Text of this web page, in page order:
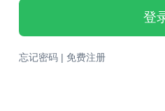
登
忘记密码| 免费注册